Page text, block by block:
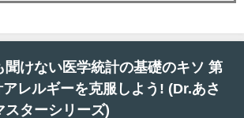
聞けない医学統計の基礎のキソ 第
レルギーを克服しよう! (Dr.あさ
スターシリーズ)